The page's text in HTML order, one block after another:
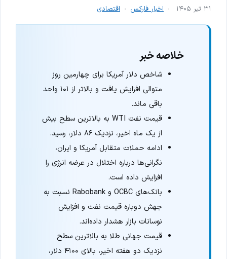
۳۱ تیر ۱۴۰۵ اخبار فارکس اقتصادی
خلاصه خبر
شاخص دلار آمریکا برای چهارمین روز
متوالی افزایش یافت و بالاتر از ۱۰۱ واحد
باقی ماند.
قیمت نفت WTI به بالاترین سطح بیش
از یک ماه اخیر، نزدیک ۸۶ دلار، رسید.
ادامه حملات متقابل آمریکا و ایران،
نگرانی‌ها درباره اختلال در عرضه انرژی را
افزایش داده است.
بانک‌های OCBC و Rabobank نسبت به
جهش دوباره قیمت نفت و افزایش
نوسانات بازار هشدار داده‌اند.
قیمت جهانی طلا به بالاترین سطح
نزدیک دو هفته اخیر، بالای ۴۱۰۰ دلار،